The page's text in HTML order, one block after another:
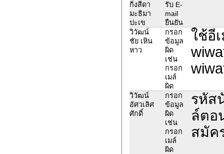
กิ่งสีดา
มะธิมา
ปะเข
รับ E-
mail
ยืนยัน
วิวัฒน์
ชัย เหิน
หาว
กรอก
ข้อมูล
ผิด
เช่น
กรอก
เมล์
ผิด
ใช้อี
วิวัฒน์
อัศวเลิศ
ศักดิ์
กรอก
ข้อมูล
ผิด
เช่น
กรอก
เมล์
ผิด
รหัส
ล์ตอ
สมัค